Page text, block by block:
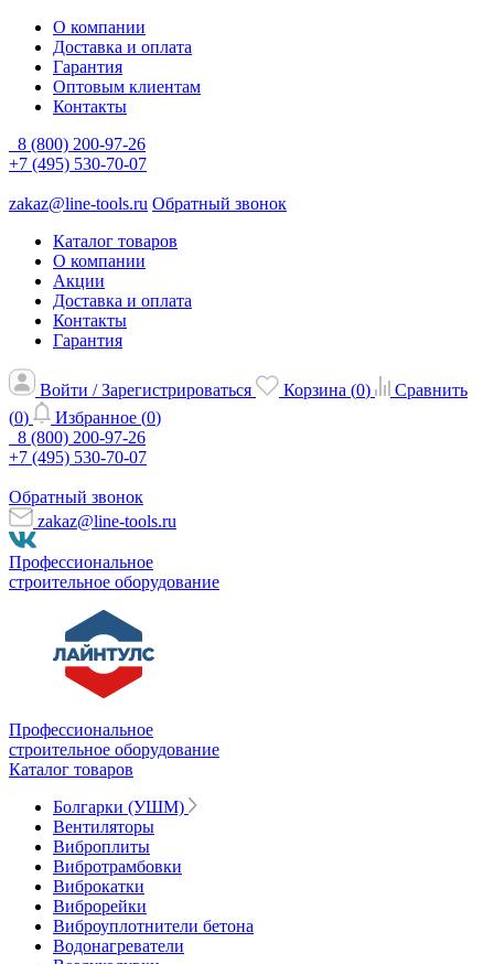
О компании
Доставка и оплата
Гарантия
Оптовым клиентам
Контакты
8 (800) 200-97-26
+7 (495) 530-70-07
zakaz@line-tools.ru Обратный звонок
Каталог товаров
О компании
Акции
Доставка и оплата
Контакты
Гарантия
Войти / Зарегистрироваться Корзина (0)
Сравнить
(0) Избранное (0)
8 (800) 200-97-26
+7 (495) 530-70-07
Обратный звонок
zakaz@line-tools.ru
Профессиональное
строительное оборудование
Профессиональное
строительное оборудование
Каталог товаров
Болгарки (УШМ)
Вентиляторы
Виброплиты
Вибротрамбовки
Виброкатки
Виброрейки
Виброуплотнители бетона
Водонагреватели